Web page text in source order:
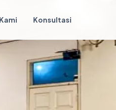
Konsultasi